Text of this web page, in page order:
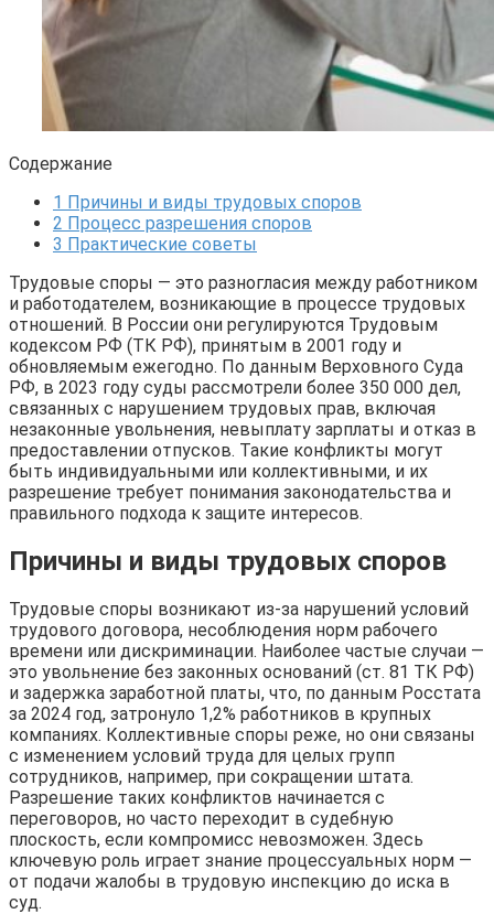
Содержание
1 Причины и виды трудовых споров
2 Процесс разрешения споров
3 Практические советы
Трудовые споры — это разногласия между работником
и работодателем, возникающие в процессе трудовых
отношений. В России они регулируются Трудовым
кодексом РФ (ТК РФ), принятым в 2001 году и
обновляемым ежегодно. По данным Верховного Суда
РФ, в 2023 году суды рассмотрели более 350 000 дел,
связанных с нарушением трудовых прав, включая
незаконные увольнения, невыплату зарплаты и отказ в
предоставлении отпусков. Такие конфликты могут
быть индивидуальными или коллективными, и их
разрешение требует понимания законодательства и
правильного подхода к защите интересов.
Причины и виды трудовых споров
Трудовые споры возникают из-за нарушений условий
трудового договора, несоблюдения норм рабочего
времени или дискриминации. Наиболее частые случаи —
это увольнение без законных оснований (ст. 81 ТК РФ)
и задержка заработной платы, что, по данным Росстата
за 2024 год, затронуло 1,2% работников в крупных
компаниях. Коллективные споры реже, но они связаны
с изменением условий труда для целых групп
сотрудников, например, при сокращении штата.
Разрешение таких конфликтов начинается с
переговоров, но часто переходит в судебную
плоскость, если компромисс невозможен. Здесь
ключевую роль играет знание процессуальных норм —
от подачи жалобы в трудовую инспекцию до иска в
суд.